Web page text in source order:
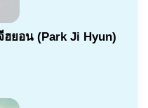
ฮยอน (Park Ji Hyun)